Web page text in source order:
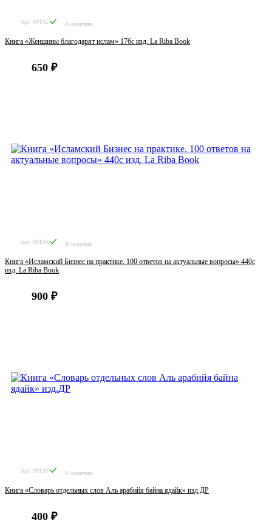
Арт. 09192 В наличии
Книга «Женщины благодарят ислам» 176с изд. La Riba Book
650 ₽
Арт. 09194 В наличии
Книга «Исламский Бизнес на практике. 100 ответов на актуальные вопросы» 440с
изд. La Riba Book
900 ₽
Арт. 09196 В наличии
Книга «Словарь отдельных слов Аль арабийя байна ядайк» изд.ДР
400 ₽